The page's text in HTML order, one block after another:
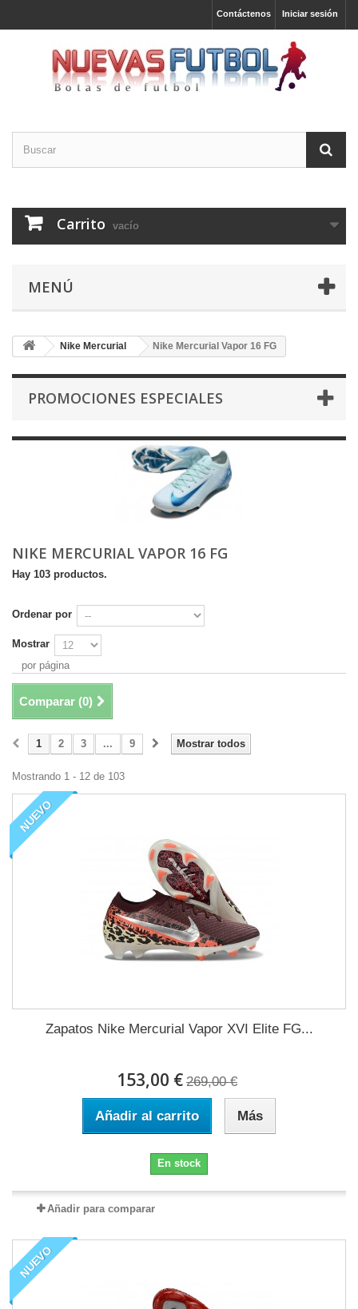
Iniciar sesión
Contáctenos
Carrito vacío
MENÚ
Nike Mercurial Nike Mercurial Vapor 16 FG
PROMOCIONES ESPECIALES
NIKE MERCURIAL VAPOR 16 FG
Hay 103 productos.
Ordenar por
Mostrar
por página
Comparar (0)
Mostrar todos
1 2 3 ... 9
Mostrando 1 - 12 de 103
NUEVO
Zapatos Nike Mercurial Vapor XVI Elite FG...
153,00 € 269,00 €
Añadir al carrito Más
En stock
Añadir para comparar
NUEVO